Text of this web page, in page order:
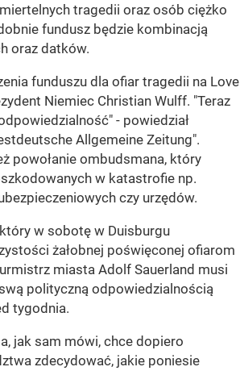
tragedii oraz osób ciężko
fundusz będzie kombinacją
oraz datków.
funduszu dla ofiar tragedii na Love
Niemiec Christian Wulff. "Teraz
- powiedział
Allgemeine Zeitung".
powołanie ombudsmana, który
w katastrofie np.
czy urzędów.
w sobotę w Duisburgu
żałobnej poświęconej ofiarom
miasta Adolf Sauerland musi
polityczną odpowiedzialnością
tygodnia.
jak sam mówi, chce dopiero
zdecydować, jakie poniesie